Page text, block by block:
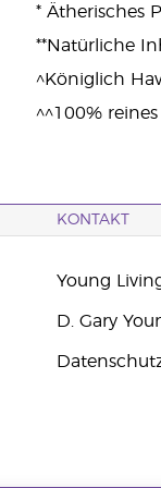
* Ätherisches
**Natürliche
^Königlich
^^100% reines
KONTAKT
Young
D. Gary